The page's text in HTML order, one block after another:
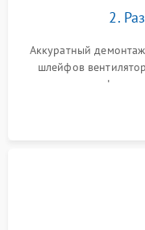
2.
Аккуратный
шлейфов
кристалла
памяти и зоны